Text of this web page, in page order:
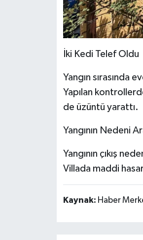
İki Kedi Telef Oldu
Yangın sırasında
Yapılan
de üzüntü yarattı.
Yangının Nedeni
Yangının çıkış
Villada maddi
Kaynak: Haber